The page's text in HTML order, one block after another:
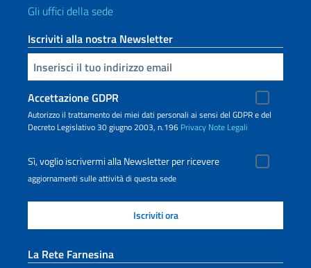
Gli uffici della sede
Iscriviti alla nostra Newsletter
Inserisci la tua email
Accettazione GDPR
Autorizzo il trattamento dei miei dati personali ai sensi del GDPR e del
Decreto Legislativo 30 giugno 2003, n.196 Privacy Note Legali
Sì, voglio iscrivermi alla Newsletter per ricevere
aggiornamenti sulle attività di questa sede
La Rete Farnesina